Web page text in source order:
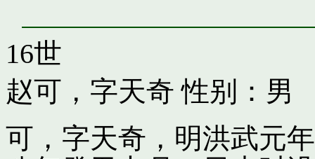
16世
赵可，字天奇 性别：男
可，字天奇，明洪武元